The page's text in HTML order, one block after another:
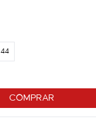
COMPRAR
44